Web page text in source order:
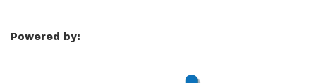
Powered by: